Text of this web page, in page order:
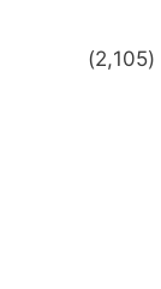
(2,105)